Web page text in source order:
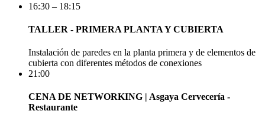
16:30 – 18:15
TALLER - PRIMERA PLANTA Y CUBIERTA
Instalación de paredes en la planta primera y de elementos de
cubierta con diferentes métodos de conexiones
21:00
CENA DE NETWORKING | Asgaya Cervecería -
Restaurante